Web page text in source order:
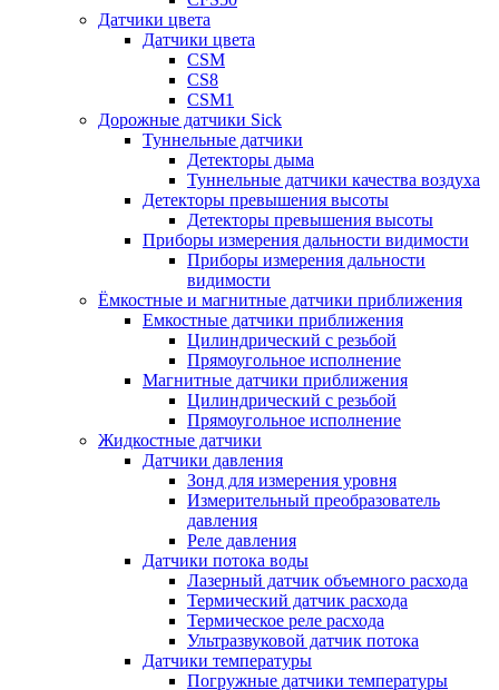
Датчики цвета
Датчики цвета
CSM
CS8
CSM1
Дорожные датчики Sick
Туннельные датчики
Детекторы дыма
Туннельные датчики качества воздуха
Детекторы превышения высоты
Детекторы превышения высоты
Приборы измерения дальности видимости
Приборы измерения дальности
видимости
Ёмкостные и магнитные датчики приближения
Емкостные датчики приближения
Цилиндрический с резьбой
Прямоугольное исполнение
Магнитные датчики приближения
Цилиндрический с резьбой
Прямоугольное исполнение
Жидкостные датчики
Датчики давления
Зонд для измерения уровня
Измерительный преобразователь
давления
Реле давления
Датчики потока воды
Лазерный датчик объемного расхода
Термический датчик расхода
Термическое реле расхода
Ультразвуковой датчик потока
Датчики температуры
Погружные датчики температуры